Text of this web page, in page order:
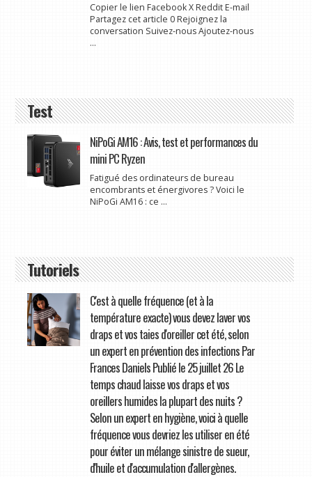
Copier le lien Facebook X Reddit E-mail
Partagez cet article 0 Rejoignez la
conversation Suivez-nous Ajoutez-nous
...
Test
NiPoGi AM16 : Avis, test et performances du
mini PC Ryzen
Fatigué des ordinateurs de bureau
encombrants et énergivores ? Voici le
NiPoGi AM16 : ce ...
Tutoriels
C'est à quelle fréquence (et à la
température exacte) vous devez laver vos
draps et vos taies d'oreiller cet été, selon
un expert en prévention des infections Par
Frances Daniels Publié le 25 juillet 26 Le
temps chaud laisse vos draps et vos
oreillers humides la plupart des nuits ?
Selon un expert en hygiène, voici à quelle
fréquence vous devriez les utiliser en été
pour éviter un mélange sinistre de sueur,
d'huile et d'accumulation d'allergènes.